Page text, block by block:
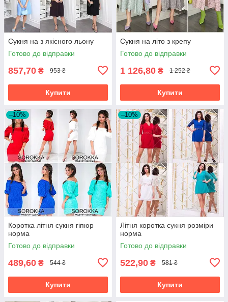
Сукня на з якісного льону
Готово до відправки
857,70 ₴ 953 ₴
Купити
Сукня на літо з крепу
Готово до відправки
1 126,80 ₴ 1 252 ₴
Купити
–10%
Коротка літня сукня гіпюр
норма
Готово до відправки
489,60 ₴ 544 ₴
Купити
–10%
Літня коротка сукня розміри
норма
Готово до відправки
522,90 ₴ 581 ₴
Купити